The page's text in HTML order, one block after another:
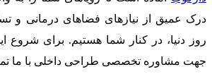
درک عمیق از نیازهای فضاهای درمانی و
روز دنیا، در کنار شما هستیم. برای شروع
جهت مشاوره تخصصی طراحی داخلی با ما